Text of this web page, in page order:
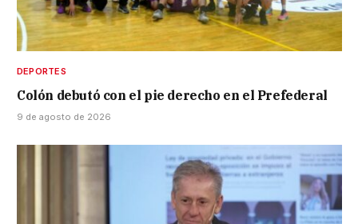
DEPORTES
Colón debutó con el pie derecho en el Prefederal
9 de agosto de 2026